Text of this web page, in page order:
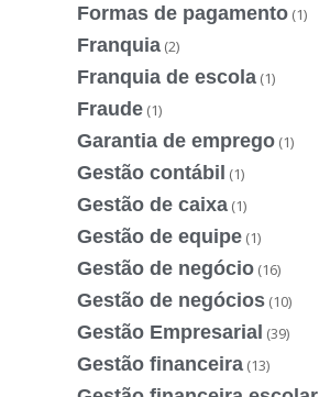
Formas de pagamento (1)
Franquia (2)
Franquia de escola (1)
Fraude (1)
Garantia de emprego (1)
Gestão contábil (1)
Gestão de caixa (1)
Gestão de equipe (1)
Gestão de negócio (16)
Gestão de negócios (10)
Gestão Empresarial (39)
Gestão financeira (13)